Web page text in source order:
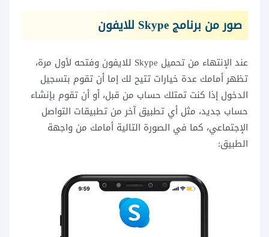
صور من برنامج Skype للايفون
عند الإنتهاء من تحميل Skype للايفون وفتحه لأول مرة،
تظهر أمامك عدة خيارات تتيح لك إما أن تقوم بتسجيل
الدخول إذا كنت تمتلك حساب من قبل، أو أن تقوم بإنشاء
حساب جديد، مثل أي تطبيق آخر من تطبيقات التواصل
الإجتماعي، كما في الصورة التالية أمامك من واجهة
الطبيق: